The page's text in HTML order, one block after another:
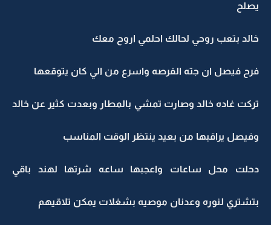
يصلح
خالد بتعب روحي لحالك احلمي اروح معك
فرح فيصل ان جته الفرصه واسرع من الي كان يتوقعها
تركت غاده خالد وصارت تمشي بالمطار وبعدت كثير عن خالد
وفيصل يراقبها من بعيد ينتظر الوقت المناسب
دحلت محل ساعات واعجبها ساعه شرتها لهند باقي
بتشتري لنوره وعدنان موصيه بشغلات يمكن تلاقيهم